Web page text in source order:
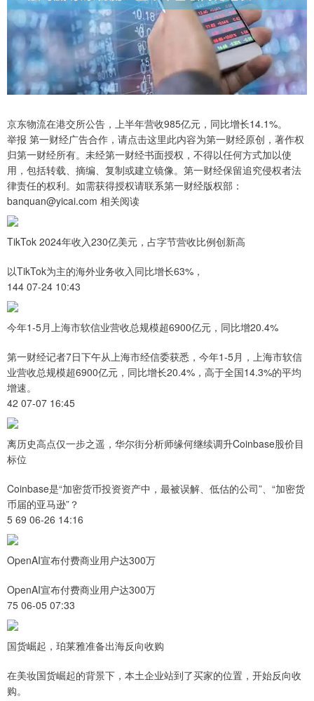
京东物流在港交所公告，上半年营收985亿元，同比增长14.1%。
举报 第一财经广告合作，请点击这里此内容为第一财经原创，著作权
归第一财经所有。未经第一财经书面授权，不得以任何方式加以使
用，包括转载、摘编、复制或建立镜像。第一财经保留追究侵权者法
律责任的权利。如需获得授权请联系第一财经版权部：
banquan@yicai.com 相关阅读
TikTok 2024年收入230亿美元，占字节营收比例创新高
以TikTok为主的海外业务收入同比增长63%，
144 07-24 10:43
今年1-5月上海市软信业营收总规模超6900亿元，同比增20.4%
第一财经记者7日下午从上海市经信委获悉，今年1-5月，上海市软信
业营收总规模超6900亿元，同比增长20.4%，高于全国14.3%的平均
增速。
42 07-07 16:45
离历史高点仅一步之遥，华尔街分析师缘何继续调升Coinbase股价目
标位
Coinbase是“加密货币投资资产中，最被误解、低估的公司”、“加密货
币届的亚马逊”？
5 69 06-26 14:16
OpenAI宣布付费商业用户达300万
OpenAI宣布付费商业用户达300万
75 06-05 07:33
国货崛起，珀莱雅准备出海反向收购
在美妆国货崛起的背景下，本土企业站到了买家的位置，开始反向收
购。